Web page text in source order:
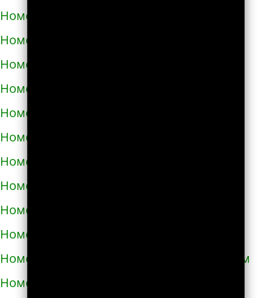
Номера телефонов такси в Корюковке
Номера телефонов такси в Костополе
Номера телефонов такси в Котельве
Номера телефонов такси в Коцюбинском
Номера телефонов такси в Красилове
Номера телефонов такси в Краснограде
Номера телефонов такси в Кременце
Номера телефонов такси в Кременчуге
Номера телефонов такси в Кривом Роге
Номера телефонов такси в Кролевце
Номера телефонов такси в Кропивницком
Номера телефонов такси в Купянске